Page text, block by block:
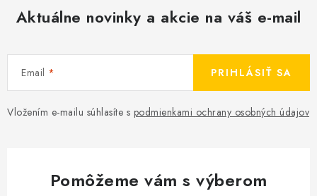
Aktuálne novinky a akcie na váš e-mail
Email
Vložením e-mailu súhlasíte s podmienkami ochrany osobných údajov
PRIHLÁSIŤ SA
Pomôžeme vám s výberom